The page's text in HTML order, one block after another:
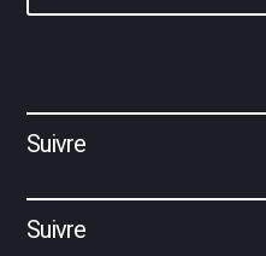
Suivre
Suivre